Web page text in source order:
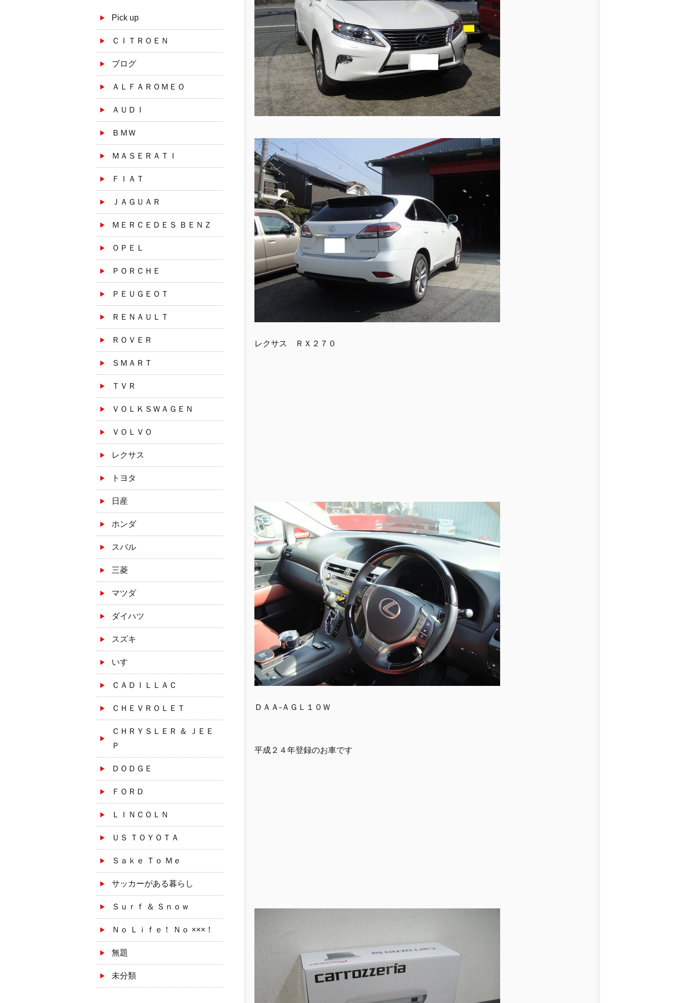
Pick up
ＣＩＴＲＯＥＮ
ブログ
ＡＬＦＡＲＯＭＥＯ
ＡＵＤＩ
ＢＭＷ
ＭＡＳＥＲＡＴＩ
ＦＩＡＴ
ＪＡＧＵＡＲ
ＭＥＲＣＥＤＥＳ ＢＥＮＺ
ＯＰＥＬ
ＰＯＲＣＨＥ
ＰＥＵＧＥＯＴ
ＲＥＮＡＵＬＴ
ＲＯＶＥＲ
ＳＭＡＲＴ
ＴＶＲ
ＶＯＬＫＳＷＡＧＥＮ
ＶＯＬＶＯ
レクサス
トヨタ
日産
ホンダ
スバル
三菱
マツダ
ダイハツ
スズキ
いすゞ
ＣＡＤＩＬＬＡＣ
ＣＨＥＶＲＯＬＥＴ
ＣＨＲＹＳＬＥＲ ＆ ＪＥＥ
Ｐ
ＤＯＤＧＥ
ＦＯＲＤ
ＬＩＮＣＯＬＮ
ＵＳ ＴＯＹＯＴＡ
Ｓａｋｅ Ｔｏ Ｍｅ
サッカーがある暮らし
Ｓｕｒｆ ＆ Ｓｎｏｗ
Ｎｏ Ｌｉｆｅ！ Ｎｏ ×××！
無題
未分類
レクサス ＲＸ２７０
ＤＡＡ-ＡＧＬ１０Ｗ
平成２４年登録のお車です